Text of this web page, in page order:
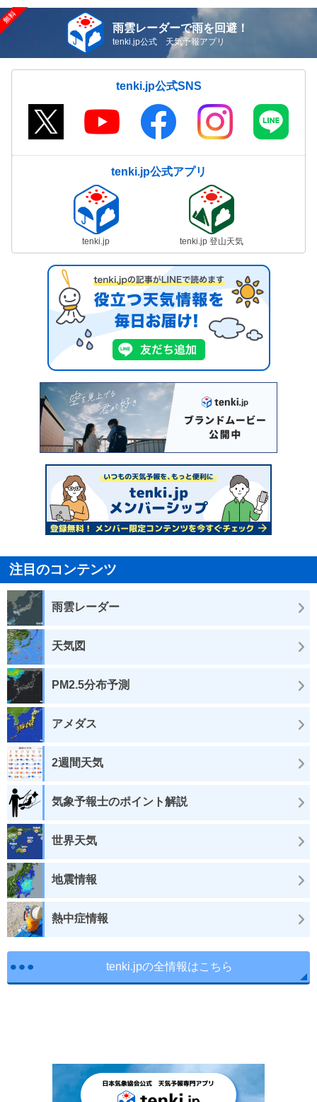
雨雲レーダーで雨を回避！
tenki.jp公式 天気予報アプリ
tenki.jp公式SNS
tenki.jp公式アプリ
tenki.jp tenki.jp 登山天気
注目のコンテンツ
雨雲レーダー
天気図
PM2.5分布予測
アメダス
2週間天気
気象予報士のポイント解説
世界天気
地震情報
熱中症情報
tenki.jpの全情報はこちら